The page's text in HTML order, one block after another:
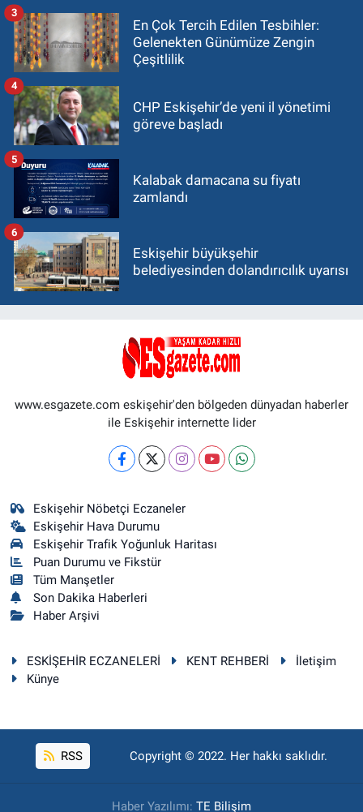
En Çok Tercih Edilen Tesbihler:
Gelenekten Günümüze Zengin
Çeşitlilik
3
CHP Eskişehir’de yeni il yönetimi
göreve başladı
4
Kalabak damacana su fiyatı
zamlandı
5
Eskişehir büyükşehir
belediyesinden dolandırıcılık uyarısı
6
www.esgazete.com eskişehir'den bölgeden dünyadan haberler
ile Eskişehir internette lider
Eskişehir Nöbetçi Eczaneler
Eskişehir Hava Durumu
Eskişehir Trafik Yoğunluk Haritası
Puan Durumu ve Fikstür
Tüm Manşetler
Son Dakika Haberleri
Haber Arşivi
ESKİŞEHİR ECZANELERİ KENT REHBERİ
İletişim
Künye
RSS Copyright © 2022. Her hakkı saklıdır.
Haber Yazılımı: TE Bilişim